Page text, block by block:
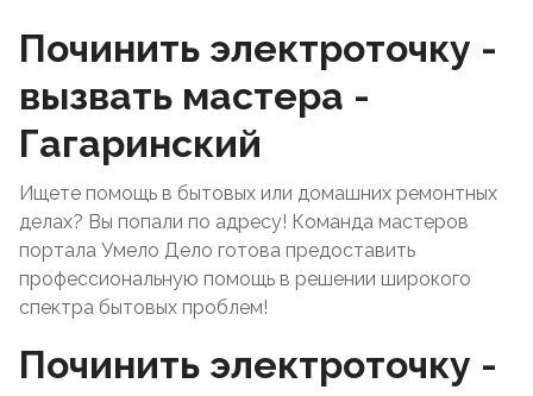
Починить электроточку -
вызвать мастера -
Гагаринский
Ищете помощь в бытовых или домашних ремонтных
делах? Вы попали по адресу! Команда мастеров
портала Умело Дело готова предоставить
профессиональную помощь в решении широкого
спектра бытовых проблем!
Починить электроточку -